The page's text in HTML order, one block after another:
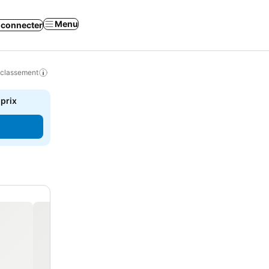
connecter Menu
prix